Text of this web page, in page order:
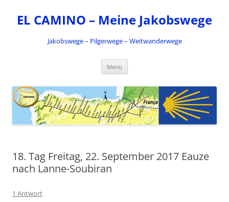
springen
EL CAMINO – Meine Jakobswege
Jakobswege – Pilgerwege – Weitwanderwege
Menü
18. Tag Freitag, 22. September 2017 Eauze
nach Lanne-Soubiran
1 Antwort